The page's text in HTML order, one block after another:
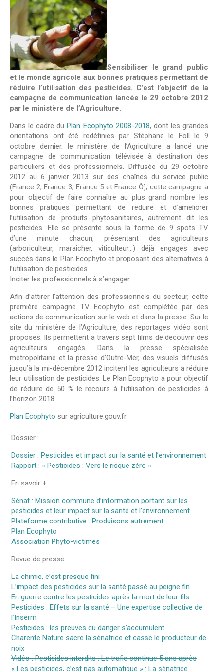
Sensibiliser le grand public
et le monde agricole aux bonnes pratiques permettant de
réduire l’utilisation des pesticides. C’est l’objectif de la
campagne de communication lancée le 29 octobre 2012
par le ministère de l’Agriculture.
Dans le cadre duPlan Ecophyto 2008-2018, dont les grandes
orientations ont été redéfinies par Stéphane le Foll le 9
octobre dernier, le ministère de l’Agriculture a lancé une
campagne de communication télévisée à destination des
particuliers et des professionnels. Diffusée du 29 octobre
2012 au 6 janvier 2013 sur des chaînes du service public
(France 2, France 3, France 5 et France Ô), cette campagne a
pour objectif de faire connaître au plus grand nombre les
bonnes pratiques permettant de réduire et d’améliorer
l’utilisation de produits phytosanitaires, autrement dit les
pesticides. Elle se présente sous la forme de 9 spots TV
d’une minute chacun, présentant des agriculteurs
(arboriculteur, maraîcher, viticulteur…) déjà engagés avec
succès dans le Plan Ecophyto et proposant des alternatives à
l’utilisation de pesticides.
Inciter les professionnels à s’engager
Afin d’attirer l’attention des professionnels du secteur, cette
première campagne TV Ecophyto est complétée par des
actions de communication sur le web et dans la presse. Sur le
site du ministère de l’Agriculture, des reportages vidéo sont
proposés. Ils permettent à travers sept films de découvrir des
agriculteurs engagés. Dans la presse spécialisée
métropolitaine et la presse d’Outre-Mer, des visuels diffusés
jusqu’à la mi-décembre 2012 incitent les agriculteurs à réduire
leur utilisation de pesticides. Le Plan Ecophyto a pour objectif
de réduire de 50 % le recours à l’utilisation de pesticides à
l’horizon 2018.
Plan Ecophyto sur agriculture.gouv.fr
Dossier :
Dossier : Pesticides et impact sur la santé et l’environnement
Rapport : « Pesticides : Vers le risque zéro »
En savoir + :
Sénat : Mission commune d’information portant sur les
pesticides et leur impact sur la santé et l’environnement
Plateforme contributive : Produisons autrement
Plan Ecophyto
Association Phyto-victimes
Revue de presse :
La chimie, c’est presque fini
L’impact des pesticides sur la santé passé au peigne fin
En guerre contre les pesticides après la mort de leur fils
Pesticides : Effets sur la santé – Une expertise collective de
l’Inserm
Pesticides : les preuves du danger s’accumulent
Charente Nature sacre la sénatrice et casse le producteur de
noix
Vidéo : Pesticides interdits : Le trafic continue 5 ans après
« Les pesticides, c’est pas automatique » : La sénatrice